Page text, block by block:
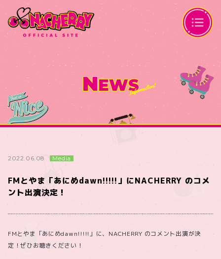
NEWS
2022.06.08 Media
FMとやま「あにめdawn!!!!!」にNACHERRY のコメ
ント出演決定！
FMとやま「あにめdawn!!!!!」に、NACHERRY のコメント出演が決
定！ぜひお聴きください！